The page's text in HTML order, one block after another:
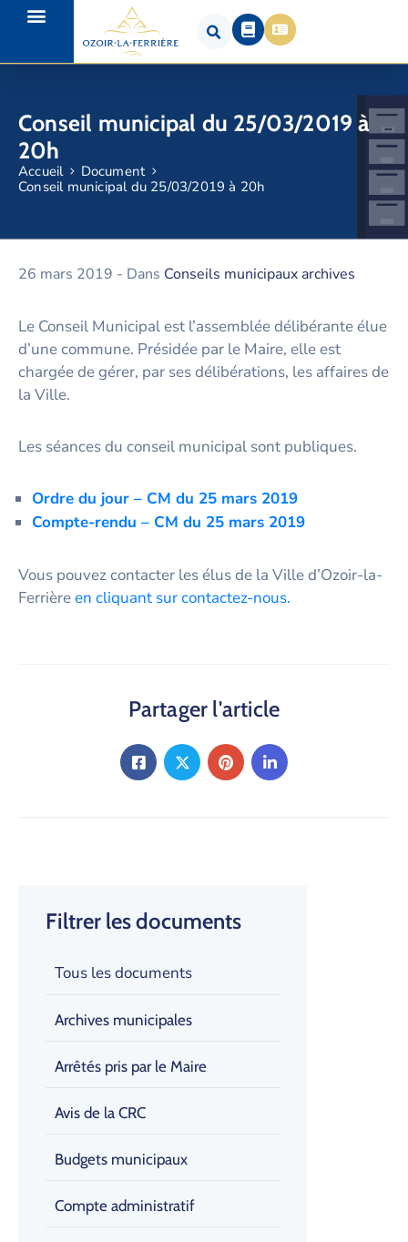
Conseil municipal du 25/03/2019 à
20h
Accueil
Document
Conseil municipal du 25/03/2019 à 20h
Filtrer les documents
Tous les documents
Archives municipales
Arrêtés pris par le Maire
Avis de la CRC
Budgets municipaux
Compte administratif
26 mars 2019 - Dans Conseils municipaux archives
Le Conseil Municipal est l’assemblée délibérante élue
d’une commune. Présidée par le Maire, elle est
chargée de gérer, par ses délibérations, les affaires de
la Ville.
Les séances du conseil municipal sont publiques.
Ordre du jour – CM du 25 mars 2019
Compte-rendu – CM du 25 mars 2019
Vous pouvez contacter les élus de la Ville d’Ozoir-la-
Ferrièreen cliquant sur contactez-nous.
Partager l'article